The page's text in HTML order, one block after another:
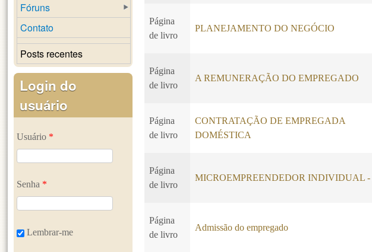
Página
de livro
PLANEJAMENTO DO NEGÓCIO
Página
de livro
A REMUNERAÇÃO DO EMPREGADO
Página
de livro
CONTRATAÇÃO DE EMPREGADA
DOMÉSTICA
Página
de livro
MICROEMPREENDEDOR INDIVIDUAL
Página
de livro
Admissão do empregado
Fóruns
Contato
Posts recentes
Login do
usuário
Usuário *
Senha *
Lembrar-me